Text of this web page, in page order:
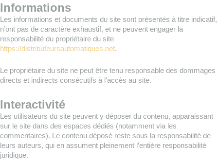
Informations
Les informations et documents du site sont présentés à titre indicatif,
n’ont pas de caractère exhaustif, et ne peuvent engager la
responsabilité du propriétaire du site
https://distributeursautomatiques.net.
Le propriétaire du site ne peut être tenu responsable des dommages
directs et indirects consécutifs à l’accès au site.
Interactivité
Les utilisateurs du site peuvent y déposer du contenu, apparaissant
sur le site dans des espaces dédiés (notamment via les
commentaires). Le contenu déposé reste sous la responsabilité de
leurs auteurs, qui en assument pleinement l’entière responsabilité
juridique.